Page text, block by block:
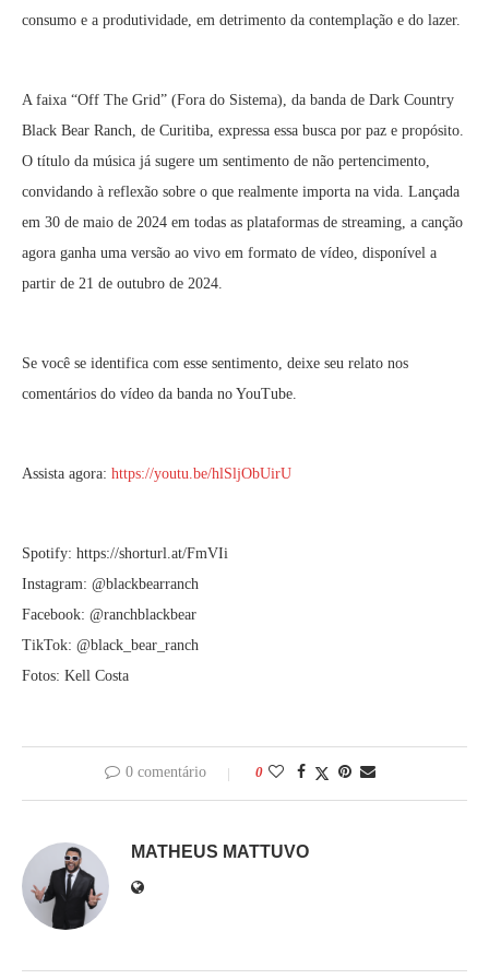
consumo e a produtividade, em detrimento da contemplação e do lazer.
A faixa “Off The Grid” (Fora do Sistema), da banda de Dark Country
Black Bear Ranch, de Curitiba, expressa essa busca por paz e propósito.
O título da música já sugere um sentimento de não pertencimento,
convidando à reflexão sobre o que realmente importa na vida. Lançada
em 30 de maio de 2024 em todas as plataformas de streaming, a canção
agora ganha uma versão ao vivo em formato de vídeo, disponível a
partir de 21 de outubro de 2024.
Se você se identifica com esse sentimento, deixe seu relato nos
comentários do vídeo da banda no YouTube.
Assista agora: https://youtu.be/hlSljObUirU
Spotify: https://shorturl.at/FmVIi
Instagram: @blackbearranch
Facebook: @ranchblackbear
TikTok: @black_bear_ranch
Fotos: Kell Costa
0 comentário 0
MATHEUS MATTUVO